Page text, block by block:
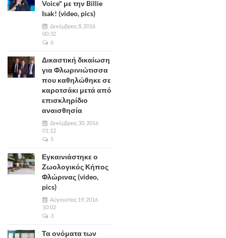
Voice" με την Billie
Isak! (video, pics)
Δεκέμβριος 8, 2016
00:32
6
Δικαστική δικαίωση
για Φλωρινιώτισσα
που καθηλώθηκε σε
καροτσάκι μετά από
επισκληρίδιο
αναισθησία
Δεκέμβριος 30, 2016
01:12
5
Εγκαινιάστηκε ο
Ζωολογικός Κήπος
Φλώρινας (video,
pics)
Αύγουστος 19, 2016
10:02
3
Τα ονόματα των